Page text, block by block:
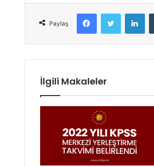
Paylaş
Facebook Twitter LinkedIn
İlgili Makaleler